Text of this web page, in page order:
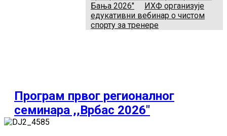
Бања 2026"
ИХФ организује
едукативни вебинар о чистом
спорту за тренере
Програм првог регионалног
семинара ,,Врбас 2026"